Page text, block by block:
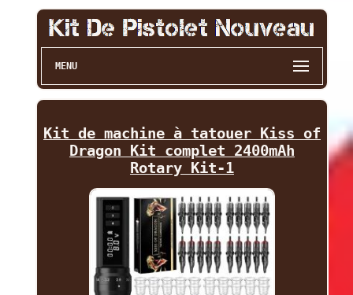
MENU
Kit de machine à tatouer Kiss of
Dragon Kit complet 2400mAh
Rotary Kit-1